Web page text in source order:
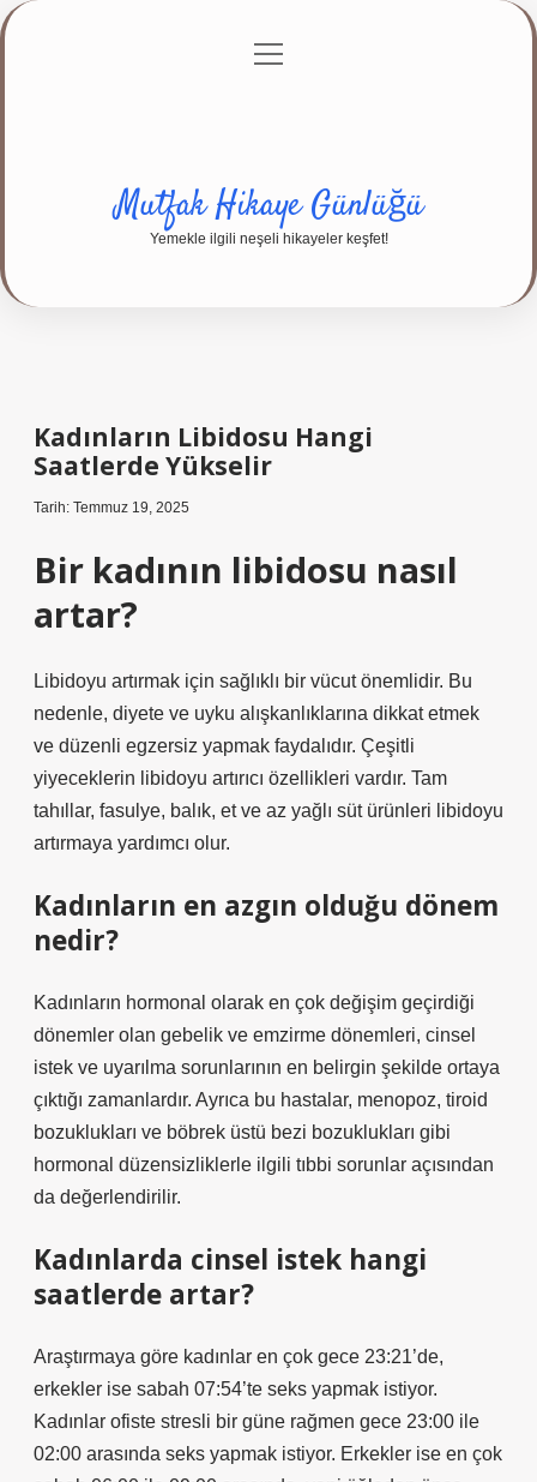
Gizlilik Politikası
menüyü
Mutfak Hikaye Günlüğü
Yemekle ilgili neşeli hikayeler keşfet!
Kadınların Libidosu Hangi
Saatlerde Yükselir
Tarih: Temmuz 19, 2025
Bir kadının libidosu nasıl
artar?
Libidoyu artırmak için sağlıklı bir vücut önemlidir. Bu
nedenle, diyete ve uyku alışkanlıklarına dikkat etmek
ve düzenli egzersiz yapmak faydalıdır. Çeşitli
yiyeceklerin libidoyu artırıcı özellikleri vardır. Tam
tahıllar, fasulye, balık, et ve az yağlı süt ürünleri libidoyu
artırmaya yardımcı olur.
Kadınların en azgın olduğu dönem
nedir?
Kadınların hormonal olarak en çok değişim geçirdiği
dönemler olan gebelik ve emzirme dönemleri, cinsel
istek ve uyarılma sorunlarının en belirgin şekilde ortaya
çıktığı zamanlardır. Ayrıca bu hastalar, menopoz, tiroid
bozuklukları ve böbrek üstü bezi bozuklukları gibi
hormonal düzensizliklerle ilgili tıbbi sorunlar açısından
da değerlendirilir.
Kadınlarda cinsel istek hangi
saatlerde artar?
Araştırmaya göre kadınlar en çok gece 23:21’de,
erkekler ise sabah 07:54’te seks yapmak istiyor.
Kadınlar ofiste stresli bir güne rağmen gece 23:00 ile
02:00 arasında seks yapmak istiyor. Erkekler ise en çok